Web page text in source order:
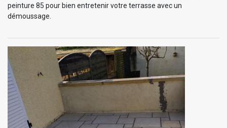
peinture 85 pour bien entretenir votre terrasse avec un
démoussage.